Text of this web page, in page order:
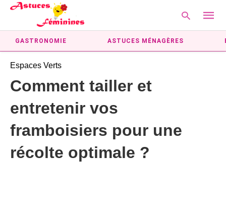
GASTRONOMIE ASTUCES MÉNAGÈRES
Espaces Verts
Comment tailler et
entretenir vos
framboisiers pour une
récolte optimale ?